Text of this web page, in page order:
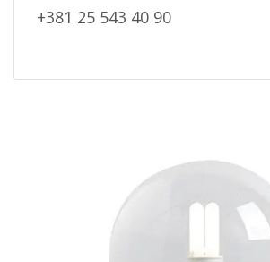
+381 25 543 40 90